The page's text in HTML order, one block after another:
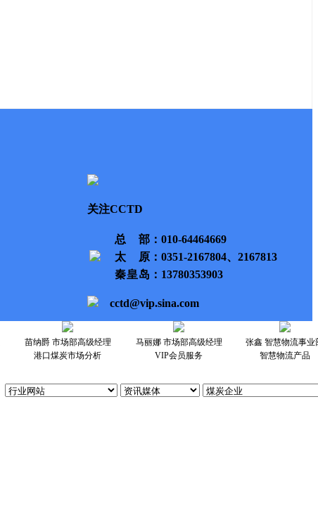
关注CCTD
总部 ：010-64464669
太原 ：0351-2167804、2167813
秦皇岛 ：13780353903
cctd@vip.sina.com
苗纳爵 市场部高级经理
港口煤炭市场分析
马丽娜 市场部高级经理
VIP会员服务
张鑫 智慧物流事业
智慧物流产品